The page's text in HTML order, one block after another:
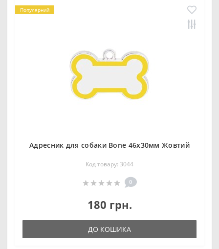
Популярний
Адресник для собаки Bone 46х30мм Жовтий
Код товару: 3044
0
180 грн.
ДО КОШИКА